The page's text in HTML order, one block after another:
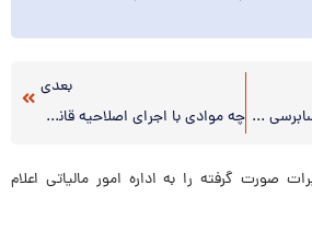
بااصلاح ماده ۲۷۲ ، حسابرسی مالیاتی توسط سازمان مالیاتی انجام خواهد شد
بعدی
چه موادی با اجرای اصلاحیه قانون مالیات های مستقیم حذف خواهد شد.
صورت گرفته را به اداره امور مالیاتی اعلام